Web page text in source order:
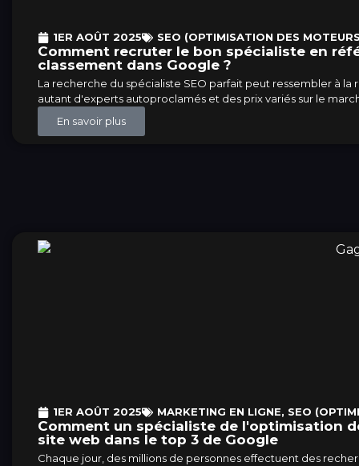
1ER AOÛT 2025 SEO (OPTIMISATION DES
Comment recruter le bon spécialiste en
classement dans Google ?
La recherche du spécialiste SEO parfait peut ressembler à
autant d'experts autoproclamés et des prix variés sur le
En savoir plus
1ER AOÛT 2025 MARKETING EN LIGNE, SEO
Comment un spécialiste de l'optimisation
site web dans le top 3 de Google
Chaque jour, des millions de personnes effectuent des